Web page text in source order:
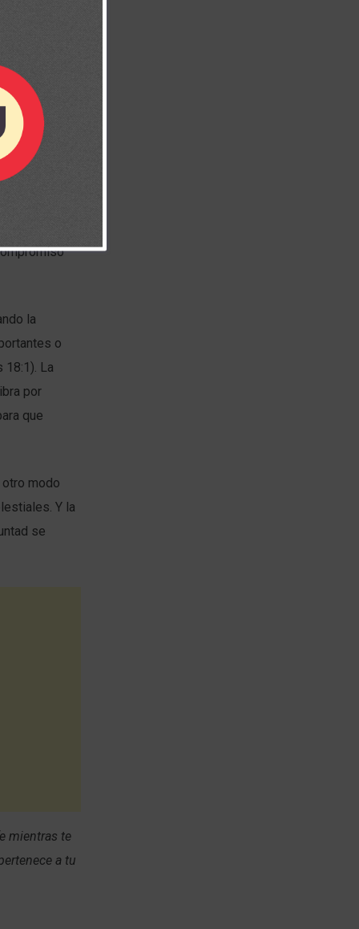
la
o
18:1). La
por
que
modo
Y la
se
mientras te
a tu